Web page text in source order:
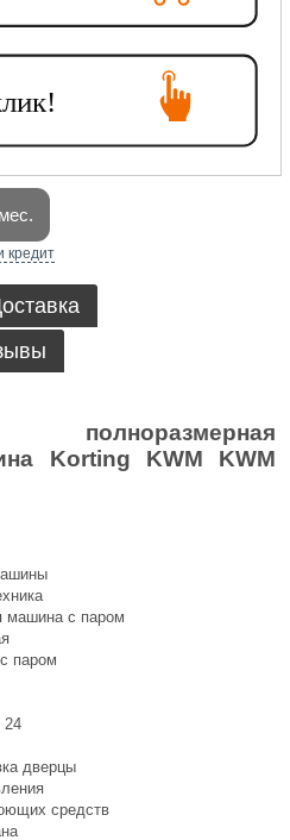
кредит
полноразмерная
Korting KWM KWM
машина с паром
паром
24
дверцы
средств